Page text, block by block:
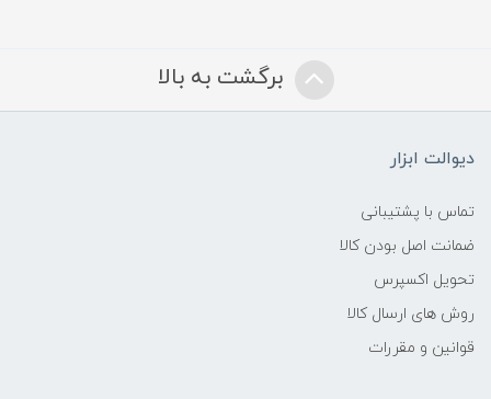
برگشت به بالا
دیوالت ابزار
تماس با پشتیبانی
ضمانت اصل بودن کالا
تحویل اکسپرس
روش های ارسال کالا
قوانین و مقررات